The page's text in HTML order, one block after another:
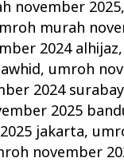
november 2025,
murah
2024 alhijaz,
, umroh
2024
2025
jakarta,
november